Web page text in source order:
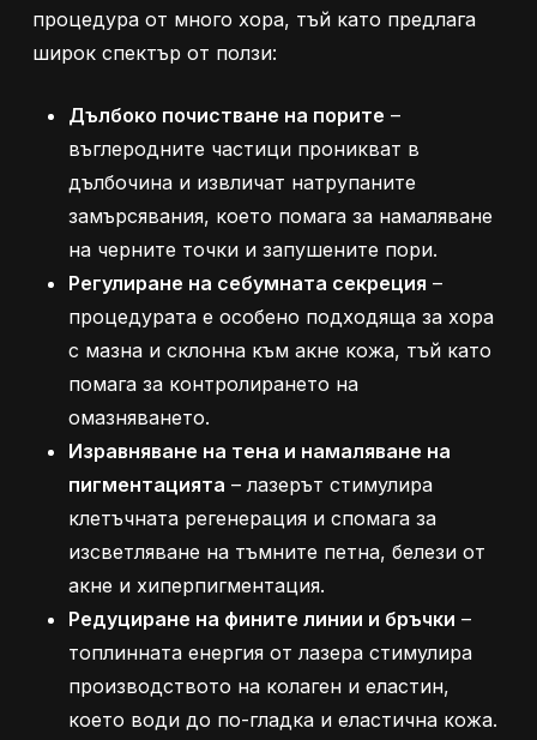
процедура от много хора, тъй като предлага
широк спектър от ползи:
Дълбоко почистване на порите –
въглеродните частици проникват в
дълбочина и извличат натрупаните
замърсявания, което помага за намаляване
на черните точки и запушените пори.
Регулиране на себумната секреция –
процедурата е особено подходяща за хора
с мазна и склонна към акне кожа, тъй като
помага за контролирането на
омазняването.
Изравняване на тена и намаляване на
пигментацията – лазерът стимулира
клетъчната регенерация и спомага за
изсветляване на тъмните петна, белези от
акне и хиперпигментация.
Редуциране на фините линии и бръчки –
топлинната енергия от лазера стимулира
производството на колаген и еластин,
което води до по-гладка и еластична кожа.